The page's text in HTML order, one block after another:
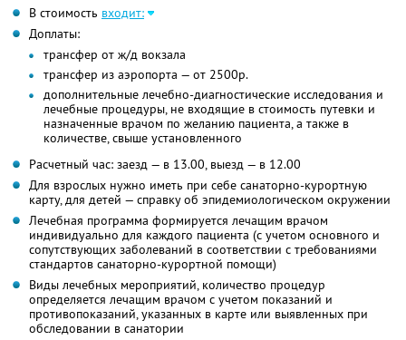
В стоимость входит:
Доплаты:
трансфер от ж/д вокзала
трансфер из аэропорта — от 2500р.
дополнительные лечебно-диагностические исследования и
лечебные процедуры, не входящие в стоимость путевки и
назначенные врачом по желанию пациента, а также в
количестве, свыше установленного
Расчетный час: заезд — в 13.00, выезд — в 12.00
Для взрослых нужно иметь при себе санаторно-курортную
карту, для детей — справку об эпидемиологическом окружении
Лечебная программа формируется лечащим врачом
индивидуально для каждого пациента (с учетом основного и
сопутствующих заболеваний в соответствии с требованиями
стандартов санаторно-курортной помощи)
Виды лечебных мероприятий, количество процедур
определяется лечащим врачом с учетом показаний и
противопоказаний, указанных в карте или выявленных при
обследовании в санатории